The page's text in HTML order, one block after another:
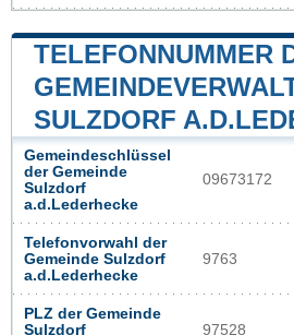
TELEFONNUMMER
SULZDORF
Gemeindeschlüssel
der Gemeinde
Sulzdorf
a.d.Lederhecke
09673172
Telefonvorwahl der
Gemeinde Sulzdorf
a.d.Lederhecke
9763
PLZ der Gemeinde
Sulzdorf
97528